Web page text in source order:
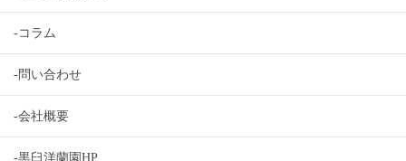
-コラム
-問い合わせ
-会社概要
-黒臼洋蘭園HP